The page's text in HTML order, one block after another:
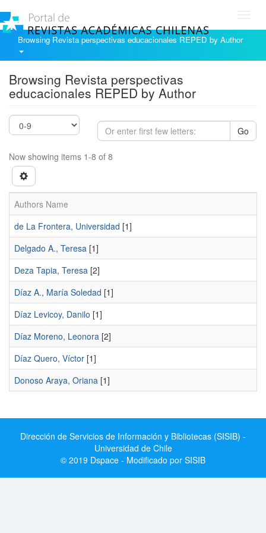
Browsing Revista perspectivas educacionales REPED by Author
Browsing Revista perspectivas
educacionales REPED by Author
Go
Now showing items 1-8 of 8
Authors Name
de La Frontera, Universidad [1]
Delgado A., Teresa [1]
Deza Tapia, Teresa [2]
Díaz A., María Soledad [1]
Díaz Levicoy, Danilo [1]
Díaz Moreno, Leonora [2]
Díaz Quero, Víctor [1]
Donoso Araya, Oriana [1]
Dirección de Servicios de Información y Bibliotecas (SISIB) -
Universidad de Chile
© 2019 Dspace - Modificado por SISIB